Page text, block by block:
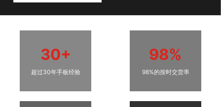
30+
超过30年手板经验
98%
98%的按时交货率